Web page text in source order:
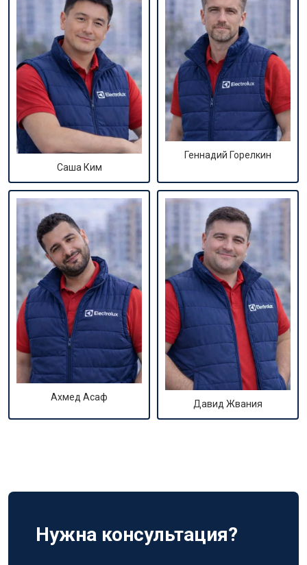
Саша Ким
Геннадий Горелкин
Ахмед Асаф
Давид Жвания
Нужна консультация?